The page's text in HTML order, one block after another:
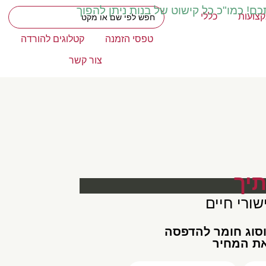
כמו"כ כל קישוט של בנות ניתן להפוך
כללי
טפסי הזמנה קטלוגים להורדה
צור קשר
חיים
חומר להדפסה
המחיר